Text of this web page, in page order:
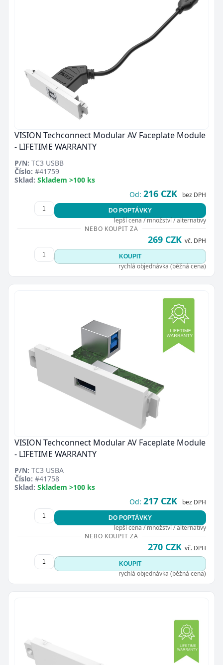
VISION Techconnect Modular AV Faceplate Module
- LIFETIME WARRANTY
P/N: TC3 USBB
Číslo: #41759
Sklad: Skladem >100 ks
Od: 216 CZK bez DPH
DO POPTÁVKY
lepší cena / množství / alternativy
NEBO KOUPIT ZA
269 CZK vč. DPH
KOUPIT
rychlá objednávka (běžná cena)
VISION Techconnect Modular AV Faceplate Module
- LIFETIME WARRANTY
P/N: TC3 USBA
Číslo: #41758
Sklad: Skladem >100 ks
Od: 217 CZK bez DPH
DO POPTÁVKY
lepší cena / množství / alternativy
NEBO KOUPIT ZA
270 CZK vč. DPH
KOUPIT
rychlá objednávka (běžná cena)